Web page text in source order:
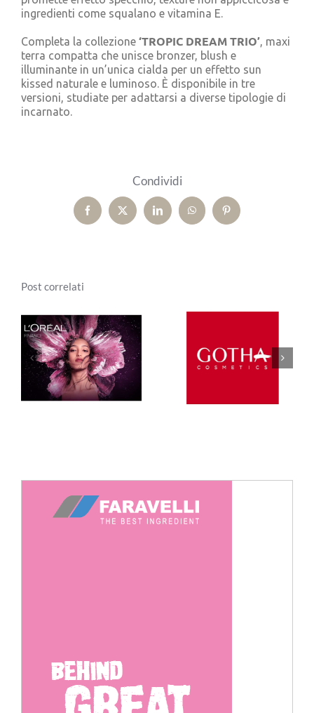
ingredienti come squalano e vitamina E.
Completa la collezione ‘TROPIC DREAM TRIO’, maxi
terra compatta che unisce bronzer, blush e
illuminante in un’unica cialda per un effetto sun
kissed naturale e luminoso. È disponibile in tre
versioni, studiate per adattarsi a diverse tipologie di
incarnato.
Condividi
FacebookX LinkedInWhatsAppPinterest
Post correlati